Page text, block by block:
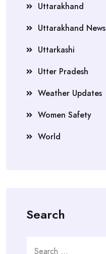
Uttarakhand
Uttarakhand News
Uttarkashi
Utter Pradesh
Weather Updates
Women Safety
World
Search